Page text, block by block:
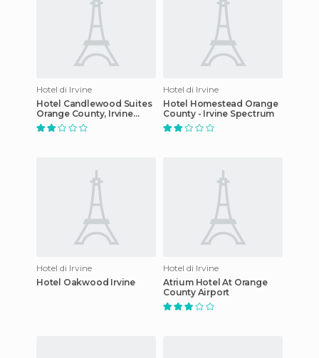
Hotel di Irvine
Hotel Candlewood Suites
Orange County, Irvine
Spectrum
Hotel di Irvine
Hotel Homestead Orange
County - Irvine Spectrum
Hotel di Irvine
Hotel Oakwood Irvine
Hotel di Irvine
Atrium Hotel At Orange
County Airport